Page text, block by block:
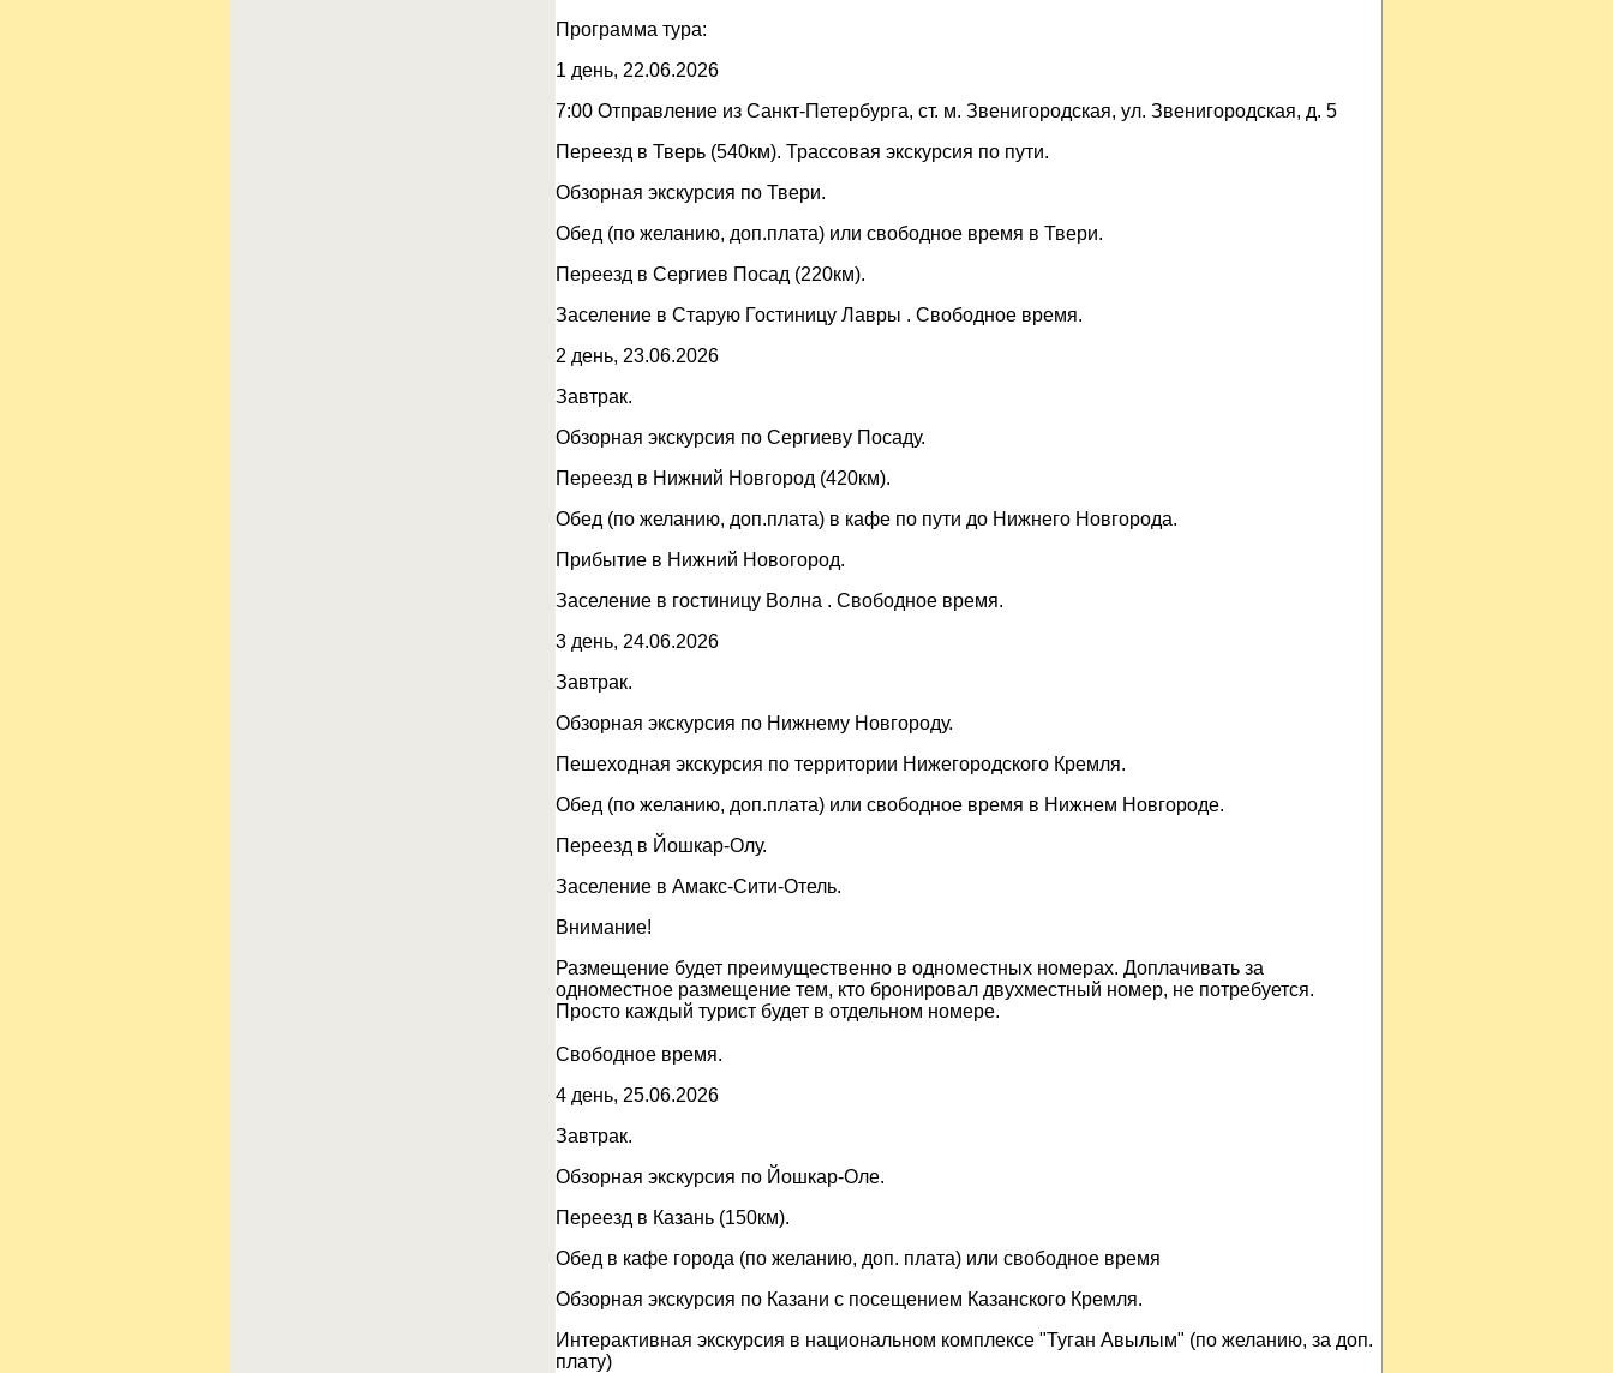
Программа тура:
1 день, 22.06.2026
7:00 Отправление из Санкт-Петербурга, ст. м. Звенигородская, ул. Звенигородская, д. 5
Переезд в Тверь (540км). Трассовая экскурсия по пути.
Обзорная экскурсия по Твери.
Обед (по желанию, доп.плата) или свободное время в Твери.
Переезд в Сергиев Посад (220км).
Заселение в Старую Гостиницу Лавры . Свободное время.
2 день, 23.06.2026
Завтрак.
Обзорная экскурсия по Сергиеву Посаду.
Переезд в Нижний Новгород (420км).
Обед (по желанию, доп.плата) в кафе по пути до Нижнего Новгорода.
Прибытие в Нижний Новогород.
Заселение в гостиницу Волна . Свободное время.
3 день, 24.06.2026
Завтрак.
Обзорная экскурсия по Нижнему Новгороду.
Пешеходная экскурсия по территории Нижегородского Кремля.
Обед (по желанию, доп.плата) или свободное время в Нижнем Новгороде.
Переезд в Йошкар-Олу.
Заселение в Амакс-Сити-Отель.
Внимание!
Размещение будет преимущественно в одноместных номерах. Доплачивать за
одноместное размещение тем, кто бронировал двухместный номер, не потребуется.
Просто каждый турист будет в отдельном номере.
Свободное время.
4 день, 25.06.2026
Завтрак.
Обзорная экскурсия по Йошкар-Оле.
Переезд в Казань (150км).
Обед в кафе города (по желанию, доп. плата) или свободное время
Обзорная экскурсия по Казани с посещением Казанского Кремля.
Интерактивная экскурсия в национальном комплексе "Туган Авылым" (по желанию, за доп.
плату)